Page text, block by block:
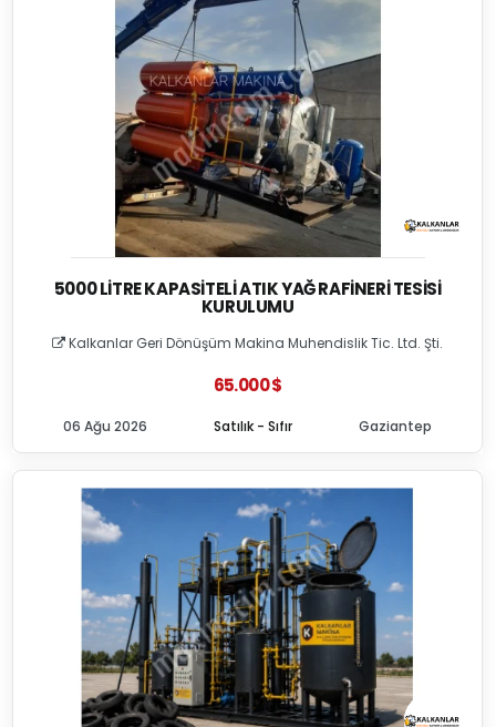
5000 LITRE KAPASITELI ATIK YAĞ RAFINERI TESISI
KURULUMU
Kalkanlar Geri Dönüşüm Makina Muhendislik Tic. Ltd. Şti.
65.000 $
Satılık - Sıfır
06 Ağu 2026 Gaziantep